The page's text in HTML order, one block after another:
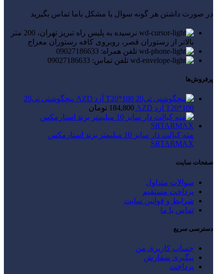
در صورت داشتن هر گونه سوال یا مشکل باما تماس بگیرید
نرسیده به پلیس راه تبریز تهران، 200 متر
بالاتر از رستوران قصر، روبروی کافه رستوران معراج
تلفن همراه: 09027186633
تلفن تماس: 09027186633
پرفروش‌ها
پیچگوشتی تی20
T20*100 آزد AZD
184,800 تومان
مته کبالت دار سایز 10 میلیمتر برند استارمکس
SRTARMAX
صفحات سایت
سوالات متداول
پرداخت مستقیم
شرایط و قوانین سایت
تماس با ما
دسترسی سریع
حساب کاربری من
پیگیری سفارش
پرداخت